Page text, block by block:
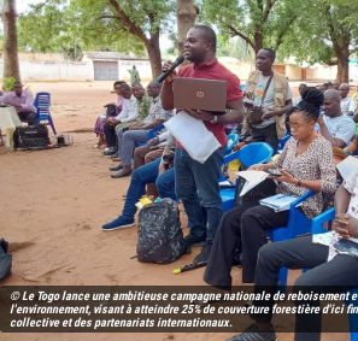
© Le Togo lance une ambitieuse campagne nationale de reboisement
l'environnement, visant à atteindre 25% de couverture forestière d'ici
collective et des partenariats internationaux.